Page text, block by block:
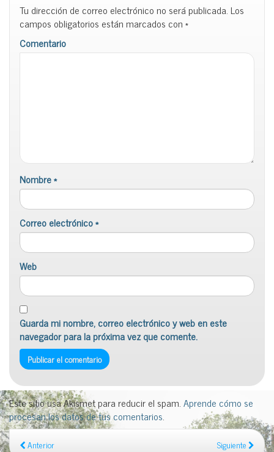
Tu dirección de correo electrónico no será publicada.Los
campos obligatorios están marcados con*
Comentario
Nombre*
Correo electrónico*
Web
Guarda mi nombre, correo electrónico y web en este
navegador para la próxima vez que comente.
Este sitio usa Akismet para reducir el spam.Aprende cómo se
procesan los datos de tus comentarios.
Anterior Siguiente